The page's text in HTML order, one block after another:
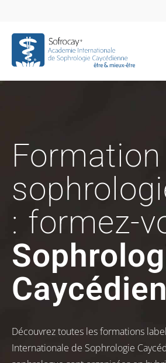
Formation
: formez-
Découvrez toutes les formations
Internationale de Sophrologie